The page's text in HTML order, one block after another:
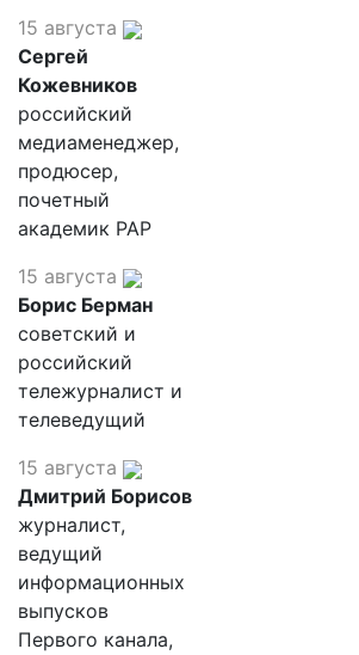
15 августа
Сергей
Кожевников
российский
медиаменеджер,
продюсер,
почетный
академик РАР
15 августа
Борис Берман
советский и
российский
тележурналист и
телеведущий
15 августа
Дмитрий Борисов
журналист,
ведущий
информационных
выпусков
Первого канала,